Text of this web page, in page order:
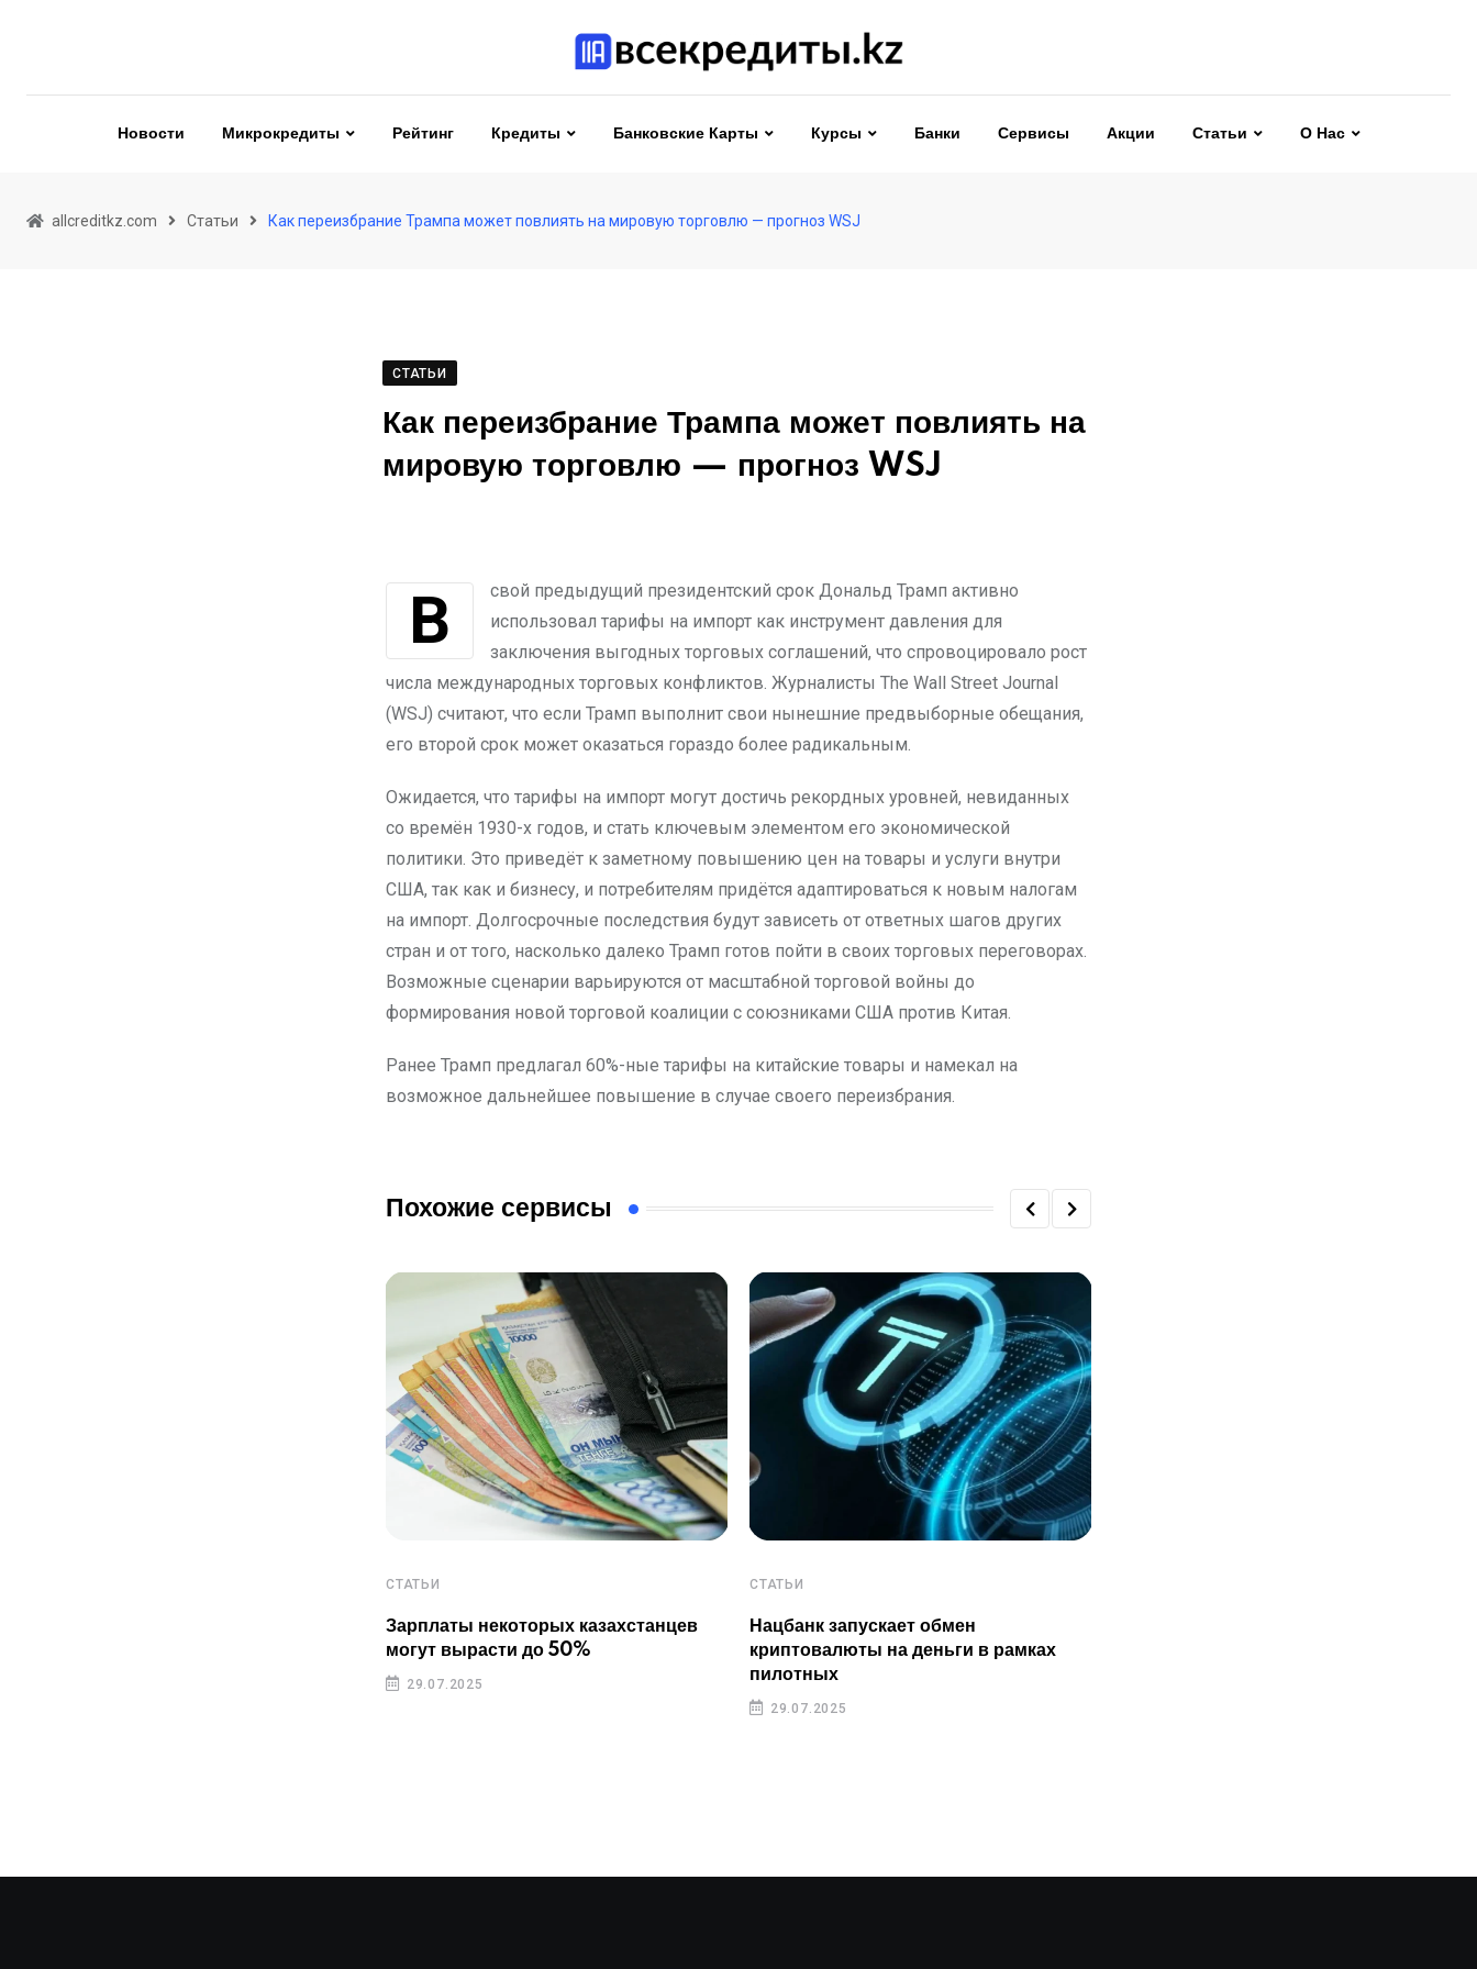
Новости Микрокредиты Рейтинг Кредиты Банковские Карты Курсы Банки Сервисы Акции Статьи О Нас
allcreditkz.com Статьи Как переизбрание Трампа может повлиять на мировую торговлю — прогноз WSJ
СТАТЬИ
Как переизбрание Трампа может повлиять на
мировую торговлю — прогноз WSJ
В свой предыдущий президентский срок Дональд Трамп активно
использовал тарифы на импорт как инструмент давления для
заключения выгодных торговых соглашений, что спровоцировало рост
числа международных торговых конфликтов. Журналисты The Wall Street Journal
(WSJ) считают, что если Трамп выполнит свои нынешние предвыборные обещания,
его второй срок может оказаться гораздо более радикальным.
Ожидается, что тарифы на импорт могут достичь рекордных уровней, невиданных
со времён 1930-х годов, и стать ключевым элементом его экономической
политики. Это приведёт к заметному повышению цен на товары и услуги внутри
США, так как и бизнесу, и потребителям придётся адаптироваться к новым налогам
на импорт. Долгосрочные последствия будут зависеть от ответных шагов других
стран и от того, насколько далеко Трамп готов пойти в своих торговых переговорах.
Возможные сценарии варьируются от масштабной торговой войны до
формирования новой торговой коалиции с союзниками США против Китая.
Ранее Трамп предлагал 60%-ные тарифы на китайские товары и намекал на
возможное дальнейшее повышение в случае своего переизбрания.
Похожие сервисы
СТАТЬИ
Зарплаты некоторых казахстанцев
могут вырасти до 50%
29.07.2025
СТАТЬИ
Нацбанк запускает обмен
криптовалюты на деньги в рамках
пилотных
29.07.2025